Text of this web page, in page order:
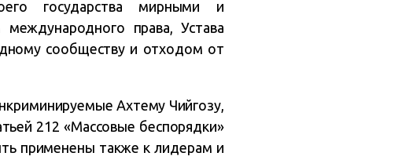
государства мирными и
права, Устава
сообществу и отходом от
Ахтему Чийгозу,
212 «Массовые беспорядки»
применены также к лидерам и